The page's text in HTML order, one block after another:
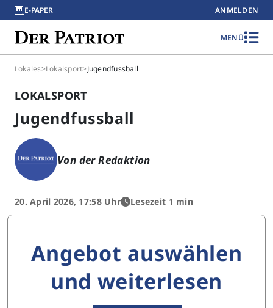
E-PAPER ANMELDEN
MENÜ
Lokales>Lokalsport>Jugendfussball
LOKALSPORT
Jugendfussball
Von der Redaktion
20. April 2026, 17:58 Uhr Lesezeit 1 min
Angebot auswählen
und weiterlesen